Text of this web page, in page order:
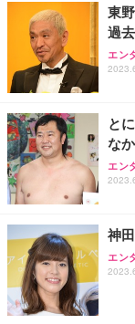
東
過
エン
と
な
エン
神
エン